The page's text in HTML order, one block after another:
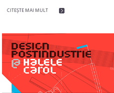
CITEŞTE MAI MULT